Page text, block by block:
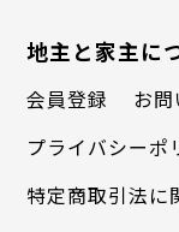
えて投稿し
スを設ける
とアイデア
くり上げた。
地主と家主に
会員登録 お
プライバシーポ
特定商取引法に